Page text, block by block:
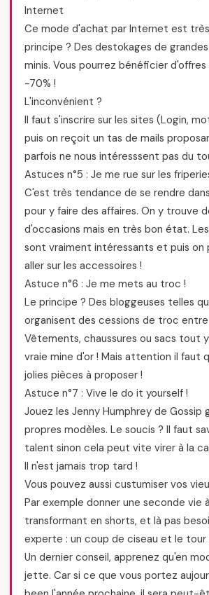
Internet
Ce mode d'achat par Internet est
principe ? Des destokages de
minis. Vous pourrez bénéficier d'offres
-70% !
L'inconvénient ?
Il faut s'inscrire sur les sites (Login,
puis on reçoit un tas de mails
parfois ne nous intéresssent pas du
Astuces n°5 : Je me rue sur les
C'est très tendance de se rendre
pour y faire des affaires. On y trouve
d'occasions mais en très bon état.
sont vraiment intéressants et puis on
aller sur les accessoires !
Astuce n°6 : Je me mets au troc !
Le principe ? Des bloggeuses telles
organisent des cessions de troc entre
Vêtements, chaussures ou sacs tout y
vraie mine d'or ! Mais attention il faut
jolies pièces à proposer !
Astuce n°7 : Vive le do it yourself !
Jouez les Jenny Humphrey de Gossip
propres modèles. Le soucis ? Il faut
talent sinon cela peut vite virer à la
Il n'est jamais trop tard !
Vous pouvez aussi custumiser vos
Par exemple donner une seconde vie
transformant en shorts, et là pas
experte : un coup de ciseau et le tour
Un dernier conseil, apprenez qu'en
jette. Car si ce que vous portez